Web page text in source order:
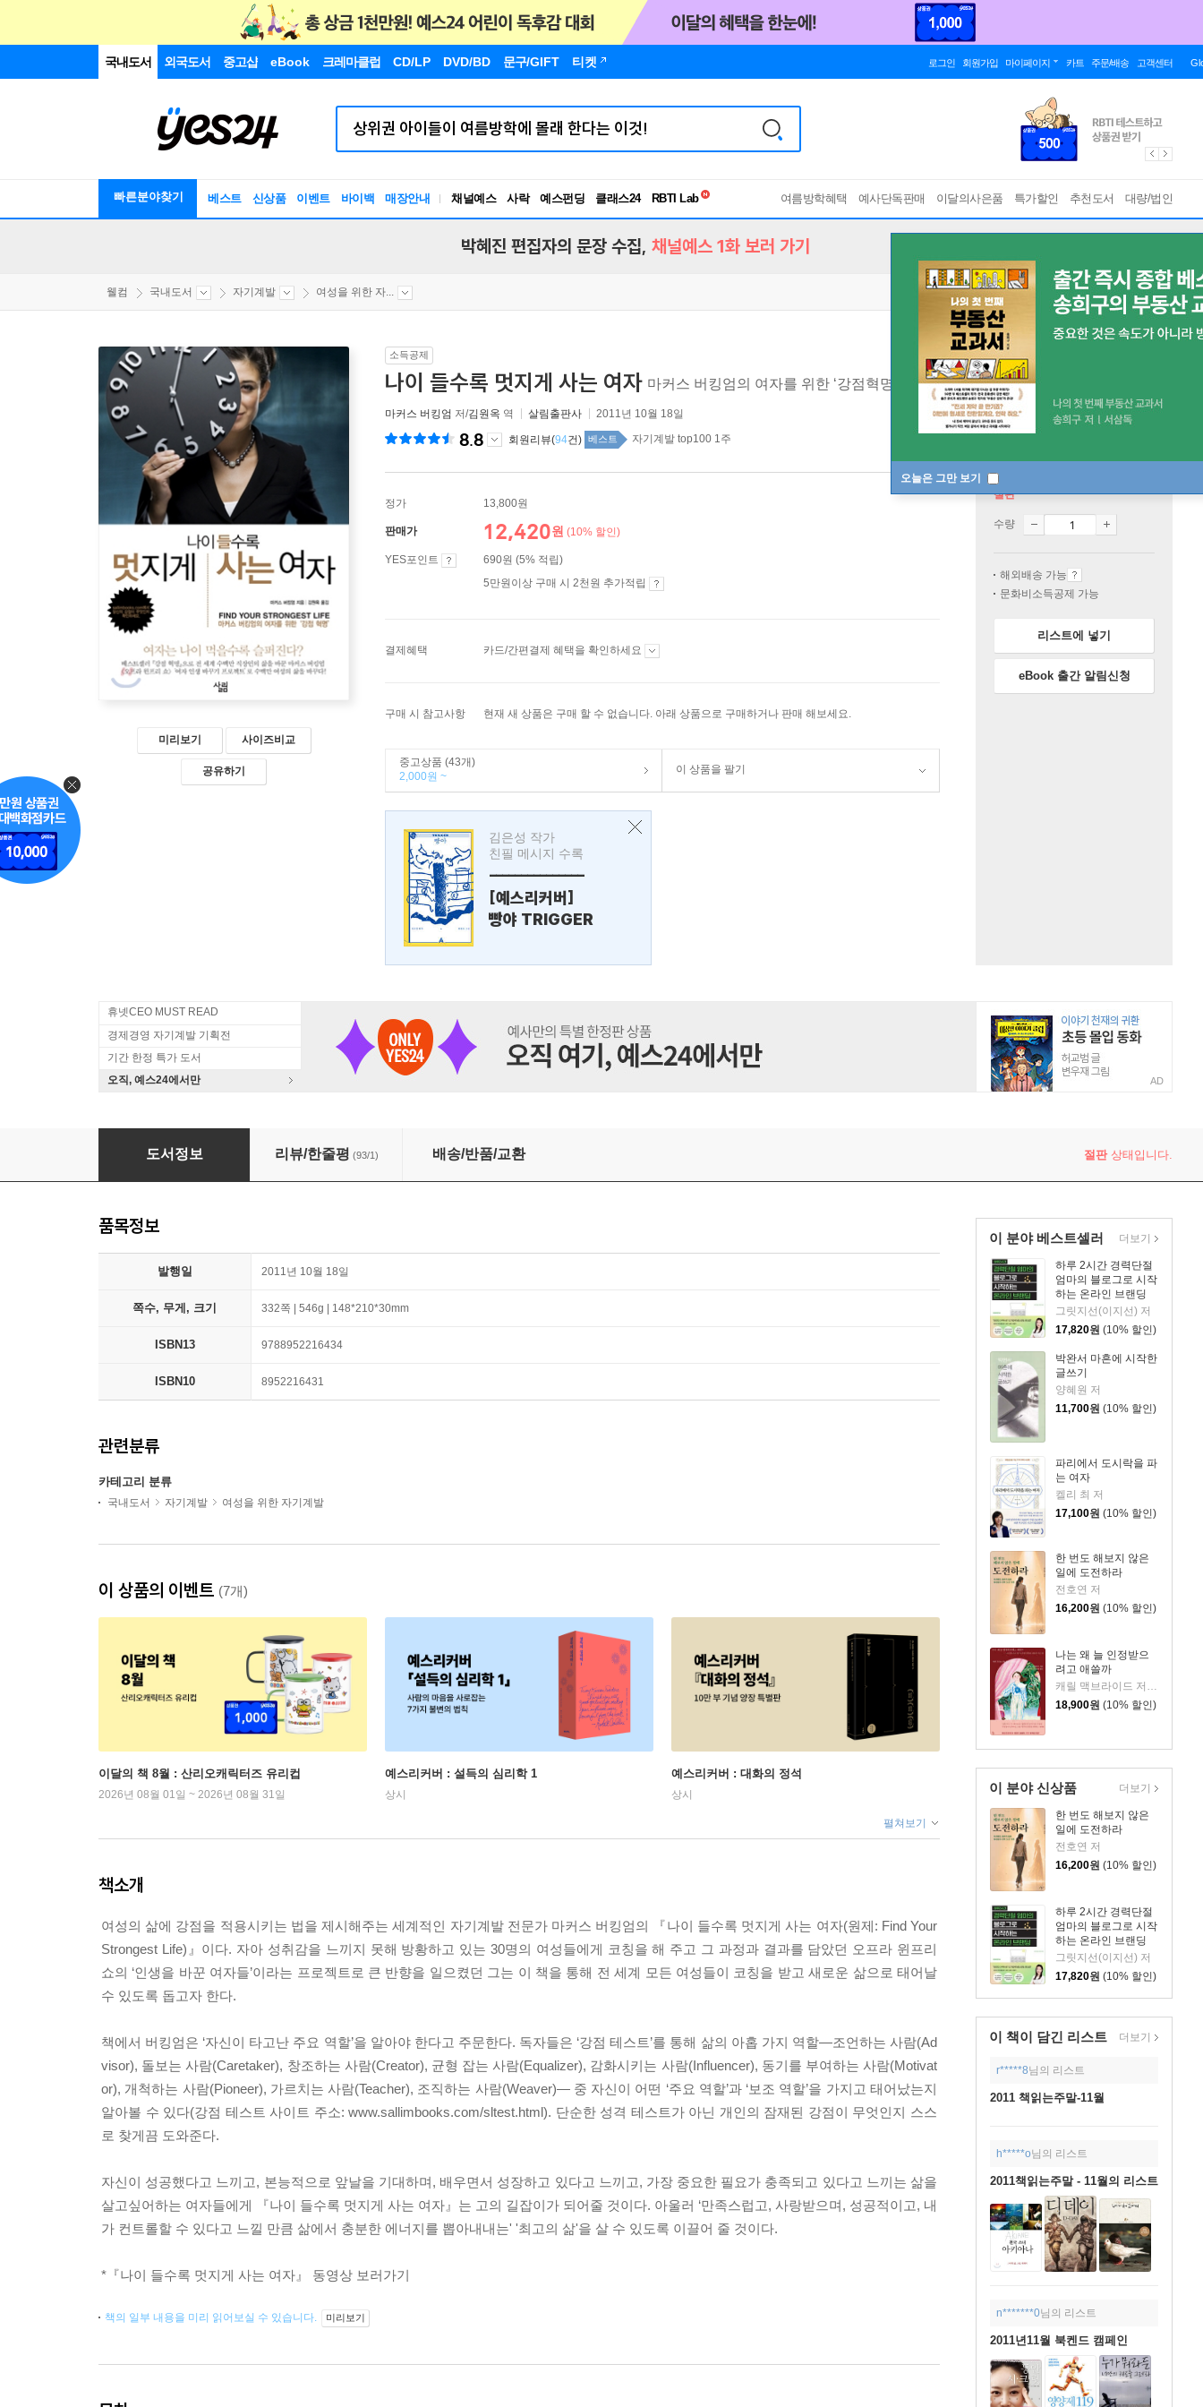
국내도서 외국도서 중고샵 eBook 크레마클럽 CD/LP DVD/BD 문구/GIFT 티켓 로그인 회원가입 마이페이지 카트 주문/배송 고객센터
빠른분야찾기 베스트 신상품 이벤트 바이백 매장안내 채널예스 사락 예스펀딩 클래스24
RBTI Lab
독서유형검사
여름방학혜택 예사단독판매 이달의사은품 특가할인 추천도서 대량/법인
오늘은 그만 보기
박혜진 편집자의 문장 수집, 채널예스 1화 보러 가기
웰컴 국내도서 자기계발 여성을 위한 자...
미리보기 사이즈비교
공유하기
소득공제
나이 들수록 멋지게 사는 여자 마커스 버킹엄의 여자를 위한 ‘강점혁명’
마커스 버킹엄 저/김원옥 역 살림출판사 2011년 10월 18일
8.8 회원리뷰(94건) 베스트 자기계발 top100 1주
정가 13,800원
판매가 12,420원 (10% 할인)
YES포인트
690원 (5% 적립)
5만원이상 구매 시 2천원 추가적립
결제혜택 카드/간편결제 혜택을 확인하세요
구매 시 참고사항 현재 새 상품은 구매 할 수 없습니다. 아래 상품으로 구매하거나 판매 해보세요.
중고상품 (43개)
2,000원 ~
이 상품을 팔기
김은성 작가
친필 메시지 수록
---------------
[예스리커버]
빵야 TRIGGER
절판
수량
해외배송 가능
문화비소득공제 가능
리스트에 넣기
eBook 출간 알림신청
휴넷CEO MUST READ
경제경영 자기계발 기획전
기간 한정 특가 도서
오직, 예스24에서만
AD
나이 들수록 멋지게 사는 여자
도서정보 리뷰/한줄평 (93/1) 배송/반품/교환 절판상태입니다.
이 분야 베스트셀러
하루 2시간 경력단절
엄마의 블로그로 시작
하는 온라인 브랜딩
그릿지선(이지선) 저
17,820원 (10% 할인)
박완서 마흔에 시작한
글쓰기
양혜원 저
11,700원 (10% 할인)
파리에서 도시락을 파
는 여자
켈리 최 저
17,100원 (10% 할인)
한 번도 해보지 않은
일에 도전하라
전호연 저
16,200원 (10% 할인)
나는 왜 늘 인정받으
려고 애쓸까
캐릴 맥브라이드 저/이현정 역
18,900원 (10% 할인)
더보기
이 분야 신상품
한 번도 해보지 않은
일에 도전하라
전호연 저
16,200원 (10% 할인)
하루 2시간 경력단절
엄마의 블로그로 시작
하는 온라인 브랜딩
그릿지선(이지선) 저
17,820원 (10% 할인)
더보기
이 책이 담긴 리스트 더보기
r*****8님의 리스트
2011 책읽는주말-11월
h*****o님의 리스트
2011책읽는주말 - 11월의 리스트
n*******0님의 리스트
2011년11월 북켄드 캠페인
품목정보
발행일 2011년 10월 18일
쪽수, 무게, 크기 332쪽 | 546g | 148*210*30mm
ISBN13 9788952216434
ISBN10 8952216431
관련분류
카테고리 분류
국내도서 자기계발 여성을 위한 자기계발
이 상품의 이벤트 (7개)
이달의 책 8월 : 산리오캐릭터즈 유리컵
2026년 08월 01일 ~ 2026년 08월 31일
예스리커버 : 설득의 심리학 1
상시
예스리커버 : 대화의 정석
상시
펼쳐보기
책소개
여성의 삶에 강점을 적용시키는 법을 제시해주는 세계적인 자기계발 전문가 마커스 버킹엄의 『나이 들수록 멋지게 사는 여자(원제: Find Your
Strongest Life)』이다. 자아 성취감을 느끼지 못해 방황하고 있는 30명의 여성들에게 코칭을 해 주고 그 과정과 결과를 담았던 오프라 윈프리
쇼의 ‘인생을 바꾼 여자들’이라는 프로젝트로 큰 반향을 일으켰던 그는 이 책을 통해 전 세계 모든 여성들이 코칭을 받고 새로운 삶으로 태어날
수 있도록 돕고자 한다.
책에서 버킹엄은 ‘자신이 타고난 주요 역할’을 알아야 한다고 주문한다. 독자들은 ‘강점 테스트’를 통해 삶의 아홉 가지 역할―조언하는 사람(Ad
visor), 돌보는 사람(Caretaker), 창조하는 사람(Creator), 균형 잡는 사람(Equalizer), 감화시키는 사람(Influencer), 동기를 부여하는 사람(Motivat
or), 개척하는 사람(Pioneer), 가르치는 사람(Teacher), 조직하는 사람(Weaver)― 중 자신이 어떤 ‘주요 역할’과 ‘보조 역할’을 가지고 태어났는지
알아볼 수 있다(강점 테스트 사이트 주소: www.sallimbooks.com/sltest.html). 단순한 성격 테스트가 아닌 개인의 잠재된 강점이 무엇인지 스스
로 찾게끔 도와준다.
자신이 성공했다고 느끼고, 본능적으로 앞날을 기대하며, 배우면서 성장하고 있다고 느끼고, 가장 중요한 필요가 충족되고 있다고 느끼는 삶을
살고싶어하는 여자들에게 『나이 들수록 멋지게 사는 여자』는 고의 길잡이가 되어줄 것이다. 아울러 ‘만족스럽고, 사랑받으며, 성공적이고, 내
가 컨트롤할 수 있다고 느낄 만큼 삶에서 충분한 에너지를 뽑아내내는' '최고의 삶'을 살 수 있도록 이끌어 줄 것이다.
* 『나이 들수록 멋지게 사는 여자』 동영상 보러가기
책의 일부 내용을 미리 읽어보실 수 있습니다. 미리보기